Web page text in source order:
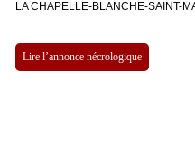
LA CHAPELLE-BLANCHE-SAINT-
Lire l’annonce nécrologique